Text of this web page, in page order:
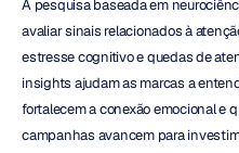
A pesquisa baseada em
avaliar sinais relacionados à
estresse cognitivo e quedas de
insights ajudam as marcas a
fortalecem a conexão emocional e
campanhas avancem para